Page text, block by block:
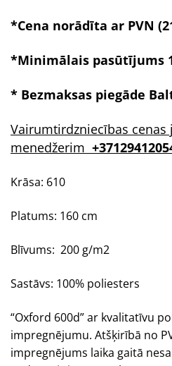
*Cena norādīta ar PVN
*Minimālais pasūtījums
* Bezmaksas piegāde
Vairumtirdzniecības cenas
menedžerim
Krāsa: 610
Platums: 160 cm
Blīvums: 200 g/m2
Sastāvs: 100% poliesters
“Oxford 600d” ar kvalitatīvu
impregnējumu. Atšķirībā no
impregnējums laika gaitā